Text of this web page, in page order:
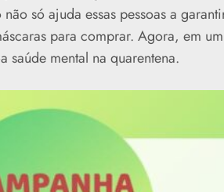
não só ajuda essas pessoas a
para comprar. Agora, em
mental na quarentena.